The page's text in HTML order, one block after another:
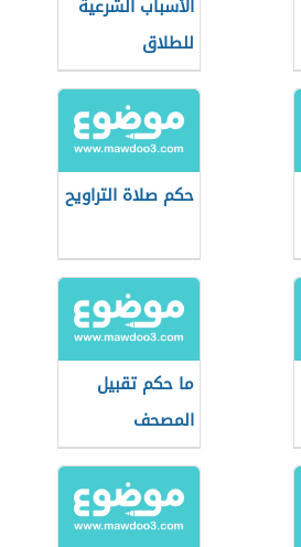
الأسباب الشرعية
للطلاق
حكم صلاة التراويح
ما حكم تقبيل
المصحف